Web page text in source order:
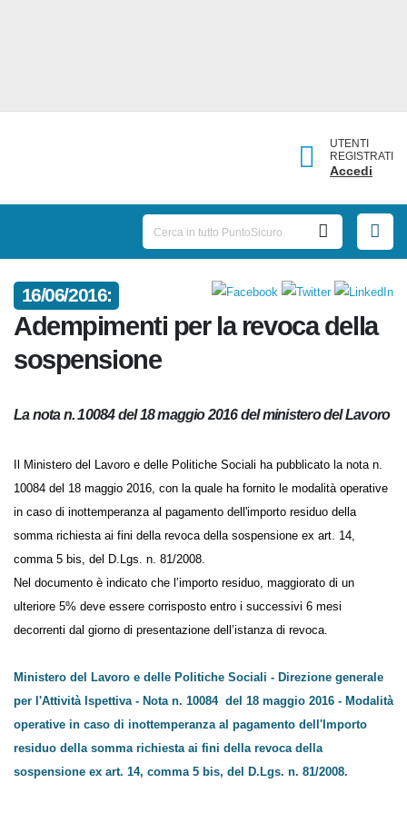
UTENTI
REGISTRATI
Accedi
16/06/2016:
Adempimenti per la revoca
della sospensione
La nota n. 10084 del 18 maggio 2016 del ministero del
Il Ministero del Lavoro e delle Politiche Sociali ha pubblicato la nota n.
10084 del 18 maggio 2016, con la quale ha fornito le modalità
operative in caso di inottemperanza al pagamento dell'importo
residuo della somma richiesta ai fini della revoca della sospensione ex
art. 14, comma 5 bis, del D.Lgs. n. 81/2008.
Nel documento è indicato che l’importo residuo, maggiorato di un
ulteriore 5% deve essere corrisposto entro i successivi 6 mesi
Ministero del Lavoro e delle Politiche Sociali - Direzione
generale per l'Attività Ispettiva - Nota n. 10084 del 18 maggio
2016 - Modalità operative in caso di inottemperanza al
pagamento dell'Importo residuo della somma richiesta ai fini